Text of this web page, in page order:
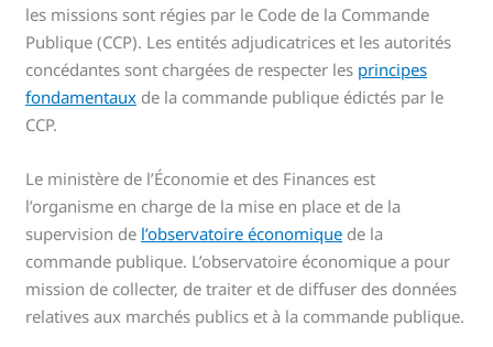
les missions sont régies par le Code de la Commande
Publique (CCP). Les entités adjudicatrices et les autorités
concédantes sont chargées de respecter les principes
fondamentaux de la commande publique édictés par le
CCP.
Le ministère de l’Économie et des Finances est
l’organisme en charge de la mise en place et de la
supervision de l’observatoire économique de la
commande publique. L’observatoire économique a pour
mission de collecter, de traiter et de diffuser des données
relatives aux marchés publics et à la commande publique.